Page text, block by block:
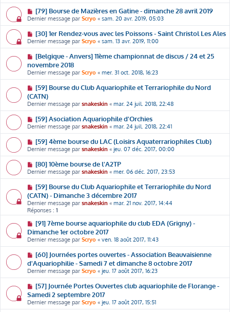
[79] Bourse de Mazières en Gatine - dimanche 28 avril 2019
Dernier message par Scryo « sam. 20 avr. 2019, 05:03
[30] 1er Rendez-vous avec les Poissons - Saint Christol Les Ales
Dernier message par Scryo « sam. 13 avr. 2019, 11:00
[Belgique - Anvers] 11ème championnat de discus / 24 et 25
novembre 2018
Dernier message par Scryo « mer. 31 oct. 2018, 16:23
[59] Bourse du Club Aquariophile et Terrariophile du Nord
(CATN)
Dernier message par snakeskin « mar. 24 juil. 2018, 22:48
[59] Asociation Aquariophile d'Orchies
Dernier message par snakeskin « mar. 24 juil. 2018, 22:41
[59] 4ème bourse du LAC (Loisirs Aquaterrariophiles Club)
Dernier message par snakeskin « jeu. 07 déc. 2017, 00:00
[80] 10ème bourse de l'A2TP
Dernier message par snakeskin « mer. 06 déc. 2017, 23:53
[59] Bourse du Club Aquariophile et Terrariophile du Nord
(CATN) - Dimanche 3 décembre 2017
Dernier message par snakeskin « mar. 21 nov. 2017, 14:44
Réponses : 1
[91] 7ème bourse aquariophile du club EDA (Grigny) -
Dimanche 1er octobre 2017
Dernier message par Scryo « ven. 18 août 2017, 11:43
[60] Journées portes ouvertes - Association Beauvaisienne
d'Aquariophilie - Samedi 7 et dimanche 8 octobre 2017
Dernier message par Scryo « jeu. 17 août 2017, 16:23
[57] Journée Portes Ouvertes club aquariophile de Florange -
Samedi 2 septembre 2017
Dernier message par Scryo « jeu. 17 août 2017, 15:51